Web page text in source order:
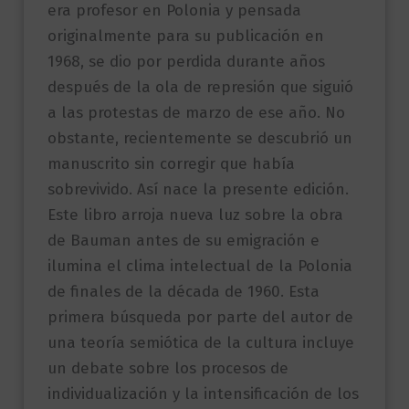
era profesor en Polonia y pensada
originalmente para su publicación en
1968, se dio por perdida durante años
después de la ola de represión que siguió
a las protestas de marzo de ese año. No
obstante, recientemente se descubrió un
manuscrito sin corregir que había
sobrevivido. Así nace la presente edición.
Este libro arroja nueva luz sobre la obra
de Bauman antes de su emigración e
ilumina el clima intelectual de la Polonia
de finales de la década de 1960. Esta
primera búsqueda por parte del autor de
una teoría semiótica de la cultura incluye
un debate sobre los procesos de
individualización y la intensificación de los